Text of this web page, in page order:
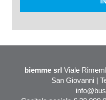
biemme srl Viale
San Giovanni |